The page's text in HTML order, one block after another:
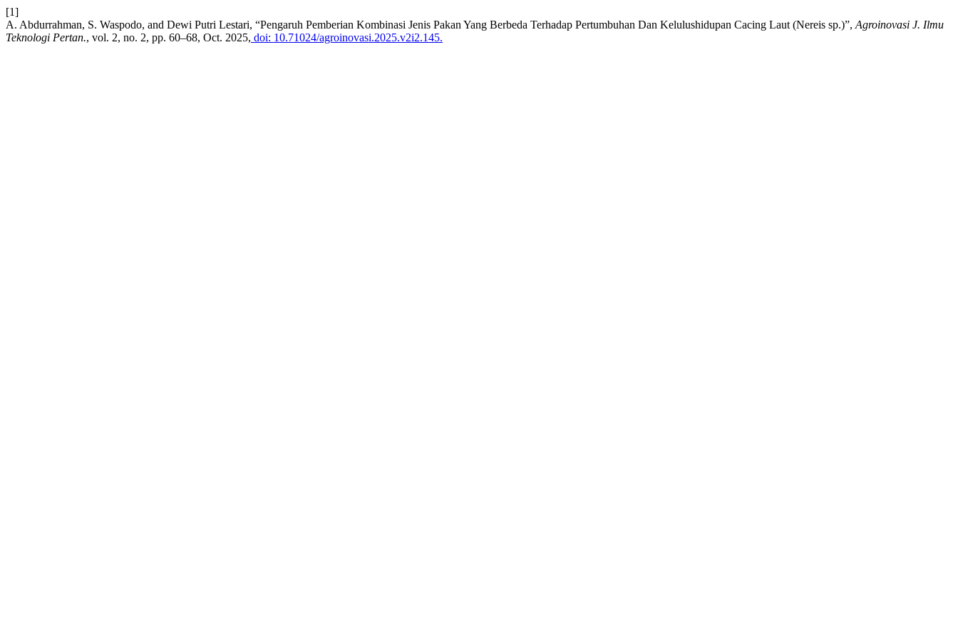
[1]
A. Abdurrahman, S. Waspodo, and Dewi Putri Lestari, “Pengaruh Pemberian Kombinasi Jenis Pakan Yang Berbeda Terhadap Pertumbuhan Dan Kelulushidupan Cacing Laut (Nereis sp.)”, Agroinovasi J. Ilmu
Teknologi Pertan., vol. 2, no. 2, pp. 60–68, Oct. 2025, doi: 10.71024/agroinovasi.2025.v2i2.145.